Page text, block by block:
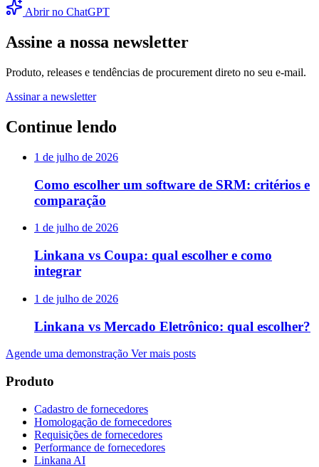
Abrir no ChatGPT
Assine a nossa newsletter
Produto, releases e tendências de procurement direto no seu e-mail.
Assinar a newsletter
Continue lendo
1 de julho de 2026
Como escolher um software de SRM: critérios e
comparação
1 de julho de 2026
Linkana vs Coupa: qual escolher e como
integrar
1 de julho de 2026
Linkana vs Mercado Eletrônico: qual escolher?
Agende uma demonstração Ver mais posts
Produto
Cadastro de fornecedores
Homologação de fornecedores
Requisições de fornecedores
Performance de fornecedores
Linkana AI